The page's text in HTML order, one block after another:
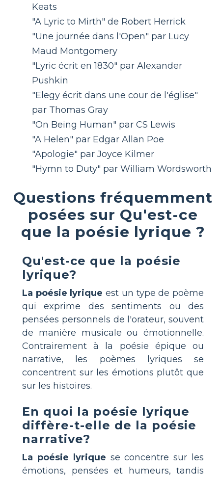
Keats
"A Lyric to Mirth" de Robert Herrick
"Une journée dans l'Open" par Lucy
Maud Montgomery
"Lyric écrit en 1830" par Alexander
Pushkin
"Elegy écrit dans une cour de l'église"
par Thomas Gray
"On Being Human" par CS Lewis
"A Helen" par Edgar Allan Poe
"Apologie" par Joyce Kilmer
"Hymn to Duty" par William Wordsworth
Questions fréquemment
posées sur Qu'est-ce
que la poésie lyrique ?
Qu'est-ce que la poésie
lyrique?
La poésie lyrique est un type de poème
qui exprime des sentiments ou des
pensées personnels de l'orateur, souvent
de manière musicale ou émotionnelle.
Contrairement à la poésie épique ou
narrative, les poèmes lyriques se
concentrent sur les émotions plutôt que
sur les histoires.
En quoi la poésie lyrique
diffère-t-elle de la poésie
narrative?
La poésie lyrique se concentre sur les
émotions, pensées et humeurs, tandis